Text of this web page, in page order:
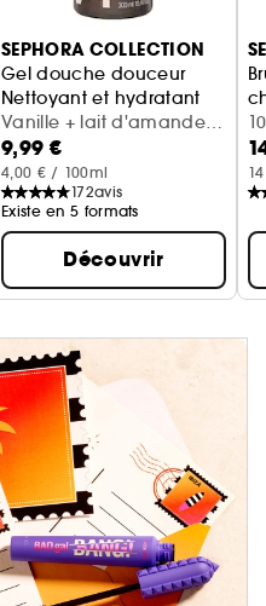
SEPHORA COLLECTION
Gel douche douceur
Nettoyant et hydratant
Vanille + lait d'amande
(300 ml)
9,99 €
4,00 € / 100ml
172avis
Existe en 5 formats
Découvrir